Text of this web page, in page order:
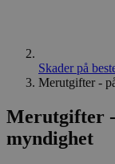
Skader på
Merutgifter -
Merutgifter
myndighet